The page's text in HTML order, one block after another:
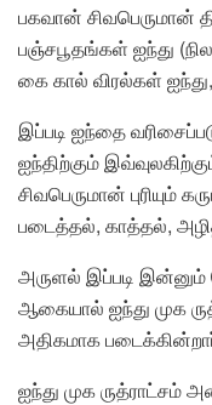
பகவான் சிவபெருமான்
பஞ்சபூதங்கள் ஐந்து
கை கால் விரல்கள்
இப்படி ஐந்தை
ஐந்திற்கும்
சிவபெருமான் புரியும்
படைத்தல், காத்தல்,
அருளல் இப்படி
ஆகையால் ஐந்து முக
அதிகமாக
ஐந்து முக ருத்ராட்சம்